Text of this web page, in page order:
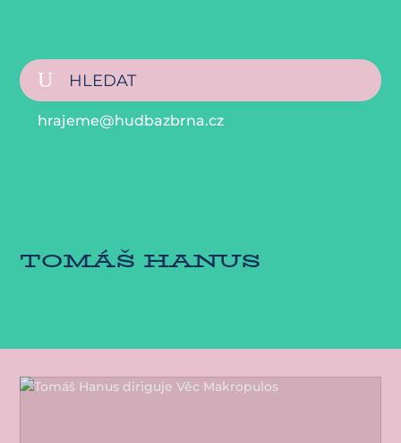
hrajeme@hudbazbrna.cz
TOMÁŠ HANUS